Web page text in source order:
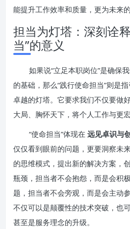
能提升工作效率和质量，更为未来
担当为灯塔：深刻诠
当”的意义
如果说“立足本职岗位”是确保
的基础，那么“践行使命担当”则是
卓越的灯塔。它要求我们不仅要做
大局、胸怀天下，将个人工作与更
“使命担当”体现在 远见卓识与
仅仅看到眼前的问题，更要洞察未
的思维模式，提出新的解决方案，
瓶颈，担当者不会抱怨，而是会积
题，担当者不会旁观，而是会主动
不仅可以是颠覆性的技术突破，也
甚至是服务理念的升级。